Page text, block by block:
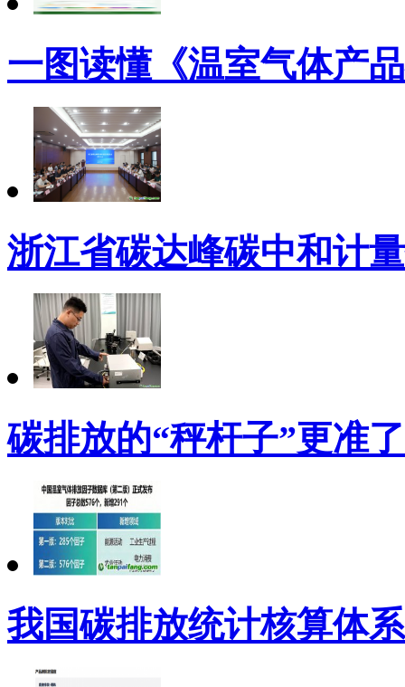
一图读懂《温室气体产
浙江省碳达峰碳中和计
碳排放的“秤杆子”更准
我国碳排放统计核算体